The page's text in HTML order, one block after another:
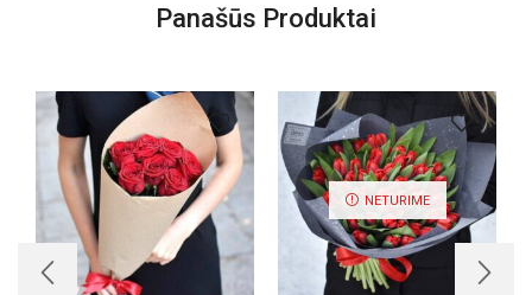
Panašūs Produktai
NETURIME